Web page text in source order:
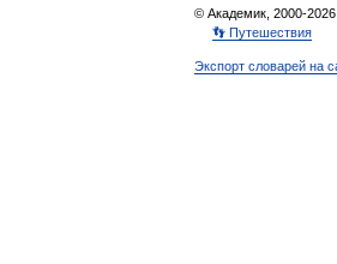
© Академик, 2000-2026
👣 Путешествия
Экспорт словарей на